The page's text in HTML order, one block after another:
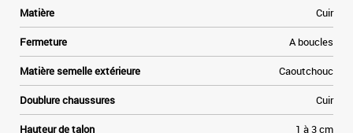
Matière Cuir
Fermeture A boucles
Matière semelle extérieure Caoutchouc
Doublure chaussures Cuir
Hauteur de talon 1 à 3 cm